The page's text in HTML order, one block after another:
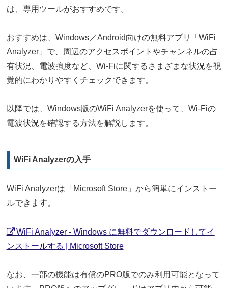
は、専用ツールがおすすめです。
おすすめは、Windows／Android向けの無料アプリ「WiFi
Analyzer」で、周辺のアクセスポイントやチャンネルの占
有状況、電波強度など、Wi-Fiに関するさまざまな状況を視
覚的にわかりやすくチェックできます。
以降では、Windows版のWiFi Analyzerを使って、Wi-Fiの
電波状況を確認する方法を解説します。
WiFi Analyzerの入手
WiFi Analyzerは「Microsoft Store」から簡単にインストー
ルできます。
WiFi Analyzer - Windows に無料でダウンロードしてイ
ンストールする | Microsoft Store
なお、一部の機能は有償のPRO版でのみ利用可能となって